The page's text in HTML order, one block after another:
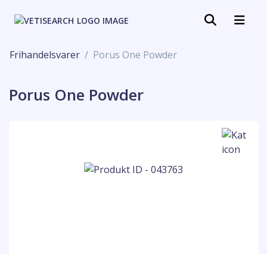
Frihandelsvarer Porus One Powder
Porus One Powder